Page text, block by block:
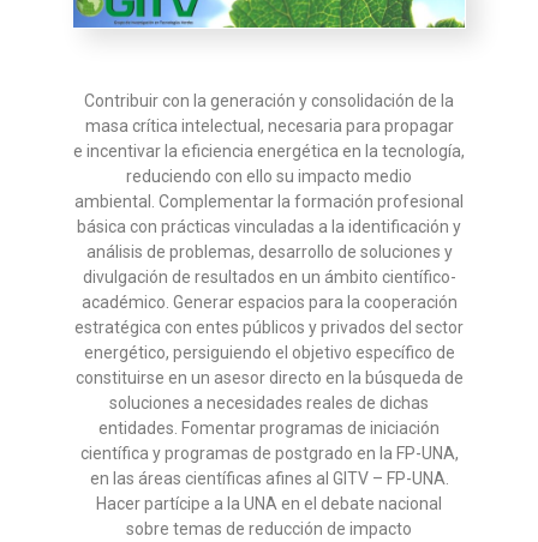
Contribuir con la generación y consolidación de la
masa crítica intelectual, necesaria para propagar
e incentivar la eficiencia energética en la tecnología,
reduciendo con ello su impacto medio
ambiental. Complementar la formación profesional
básica con prácticas vinculadas a la identificación y
análisis de problemas, desarrollo de soluciones y
divulgación de resultados en un ámbito científico-
académico. Generarespacios para la cooperación
estratégica con entes públicos y privados del sector
energético, persiguiendo el objetivo específico de
constituirse en un asesor directo en la búsqueda de
soluciones a necesidades reales de dichas
entidades. Fomentar programas de iniciación
científica y programas de postgrado en la FP-UNA,
en las áreas científicas afines al GITV – FP-UNA.
Hacer partícipe a la UNA en el debate nacional
sobre temas de reducción de impacto